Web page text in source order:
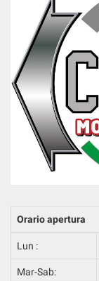
Orario apertura
Lun :
Mar-Sab: